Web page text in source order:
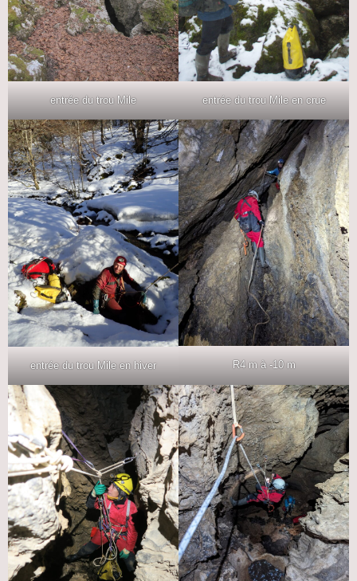
entrée du trou Mile entrée du trou Mile en crue
entrée du trou Mile en hiver R4 m à -10 m